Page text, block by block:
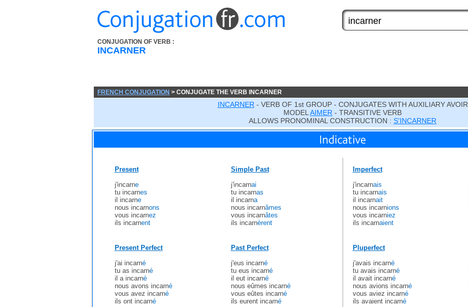
CONJUGATION OF VERB :
INCARNER
FRENCH CONJUGATION > CONJUGATE THE VERB INCARNER
INCARNER - VERB OF 1st GROUP - CONJUGATES WITH AUXILIARY AVOIR
MODEL AIMER - TRANSITIVE VERB
ALLOWS PRONOMINAL CONSTRUCTION : S'INCARNER
Present
j'incarne
tu incarnes
il incarne
nous incarnons
vous incarnez
ils incarnent
Simple Past
j'incarnai
tu incarnas
il incarna
nous incarnâmes
vous incarnâtes
ils incarnèrent
Present Perfect
j'ai incarné
tu as incarné
il a incarné
nous avons incarné
vous avez incarné
ils ont incarné
Past Perfect
j'eus incarné
tu eus incarné
il eut incarné
nous eûmes incarné
vous eûtes incarné
ils eurent incarné
Imperfect
j'incarnais
tu incarnais
il incarnait
nous incarnions
vous incarniez
ils incarnaient
Pluperfect
j'avais incarné
tu avais incarné
il avait incarné
nous avions incarné
vous aviez incarné
ils avaient incarné